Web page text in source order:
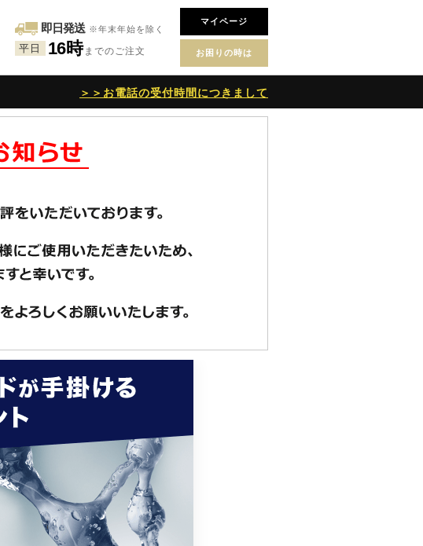
即日発送 ※年末年始を除く
平日 16時 までのご注文
マイページ
お困りの時は
＞＞お電話の受付時間につきまして